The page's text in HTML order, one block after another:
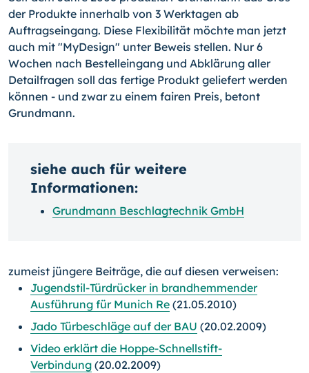
der Produkte innerhalb von 3 Werktagen ab
Auftragseingang. Diese Flexibilität möchte man jetzt
auch mit "MyDesign" unter Beweis stellen. Nur 6
Wochen nach Bestelleingang und Abklärung aller
Detailfragen soll das fertige Produkt geliefert werden
können - und zwar zu einem fairen Preis, betont
Grundmann.
siehe auch für weitere
Informationen:
Grundmann Beschlagtechnik GmbH
zumeist jüngere Beiträge, die auf diesen verweisen:
Jugendstil-Türdrücker in brandhemmender
Ausführung für Munich Re (21.05.2010)
Jado Türbeschläge auf der BAU (20.02.2009)
Video erklärt die Hoppe-Schnellstift-
Verbindung (20.02.2009)